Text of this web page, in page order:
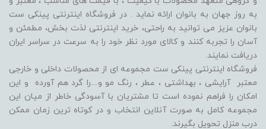
به روز جهان به بانوان ارائه نماید . در فروشگاه اینترنتی پینکی ست
بانوان عزیز می توانيد به راحتی، خرید اینترنتی لذت بخش، مطمئن و
آسان را تجربه کنند و کالای مورد نظر خود را به سرعت در سراسر ایران
دریافت نمایند.
فروشگاه اینترنتی پینکی ست مجموعه ای از محصولات داخلی و خارجی
معتبر آرایشی ، بهداشتی ، عطر ، رنگ مو و....را گرد هم آورده و اين
امکان را فراهم نموده است تا مشتريان با آسودگی خاطر از ميان اين
مجموعه کامل به صورت آنلاين انتخاب و در کوتاه ترين زمان ممکن
درب منزل تحویل بگیرند.